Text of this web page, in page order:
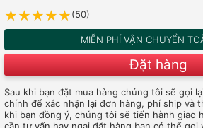
★★★★★
★★★★★(50)
MIỄN PHÍ VẬN CHUYỂN
Đặt hàng
Sau khi bạn đặt mua hàng chúng tôi sẽ gọi
chính để xác nhận lại đơn hàng, phí ship và
khi bạn đồng ý, chúng tôi sẽ tiến hành giao